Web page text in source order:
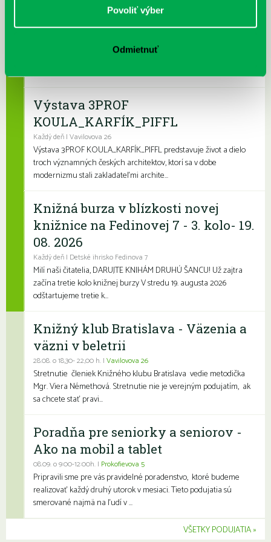
Povoliť výber
Odmietnuť
dotyk architektúry
Leto je konečne tu a my sme pre vás namiešali pestrý letný
Výstava 3PROF
KOULA_KARFÍK_PIFFL
Každý deň | Vavilovova 26
Výstava 3PROF KOULA_KARFÍK_PIFFL predstavuje život a dielo
troch významných českých architektov, ktorí sa v dobe
modernizmu stali zakladateľmi archite...
Knižná burza v blízkosti novej
knižnice na Fedinovej 7 - 3. kolo- 19.
08. 2026
Každý deň | Detské ihrisko Fedinova 7
Milí naši čitatelia, DARUJTE KNIHÁM DRUHÚ ŠANCU! Už zajtra
začína tretie kolo knižnej burzy V stredu 19. augusta 2026
odštartujeme tretie k...
Knižný klub Bratislava - Väzenia a
väzni v beletrii
28.08. o 18,30- 22,00 h. | Vavilovova 26
Stretnutie členiek Knižného klubu Bratislava vedie metodička
Mgr. Viera Némethová. Stretnutie nie je verejným podujatím, ak
sa chcete stať pravi...
Poradňa pre seniorky a seniorov -
Ako na mobil a tablet
08.09. o 9:00-12:00h. | Prokofievova 5
Pripravili sme pre vás pravidelné poradenstvo, ktoré budeme
realizovať každý druhý utorok v mesiaci. Tieto podujatia sú
smerované najmä na ľudí v ...
VŠETKY PODUJATIA